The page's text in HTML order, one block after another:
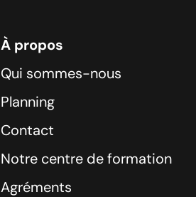
À propos
Qui sommes-nous
Planning
Contact
Notre centre de formation
Agréments